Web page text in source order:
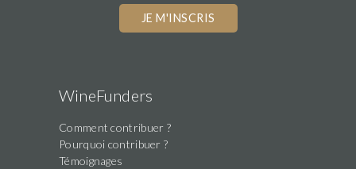
WineFunders
Comment contribuer ?
Pourquoi contribuer ?
Témoignages